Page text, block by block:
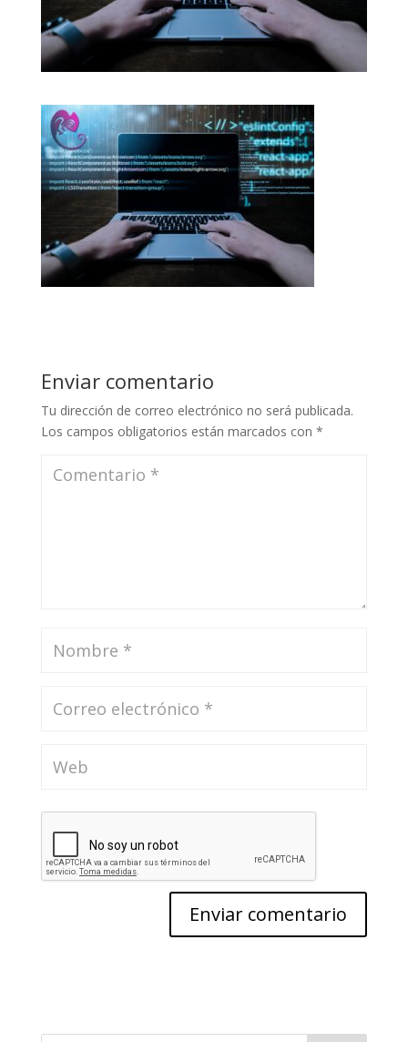
Enviar comentario
Tu dirección de correo electrónico no será publicada.
Los campos obligatorios están marcados con *